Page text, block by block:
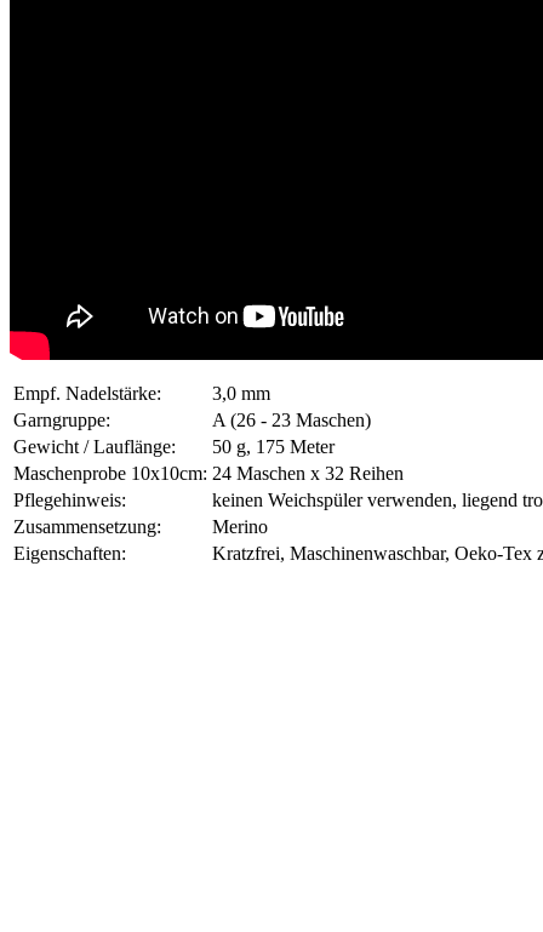
Empf. Nadelstärke:
3,0 mm
Garngruppe:
A (26 - 23 Maschen)
Gewicht / Lauflänge:
50 g, 175 Meter
Maschenprobe 10x10cm: 24 Maschen x 32 Reihen
Pflegehinweis:
keinen Weichspüler verwenden, liegend
Zusammensetzung:
Merino
Eigenschaften:
Kratzfrei, Maschinenwaschbar, Oeko-Tex